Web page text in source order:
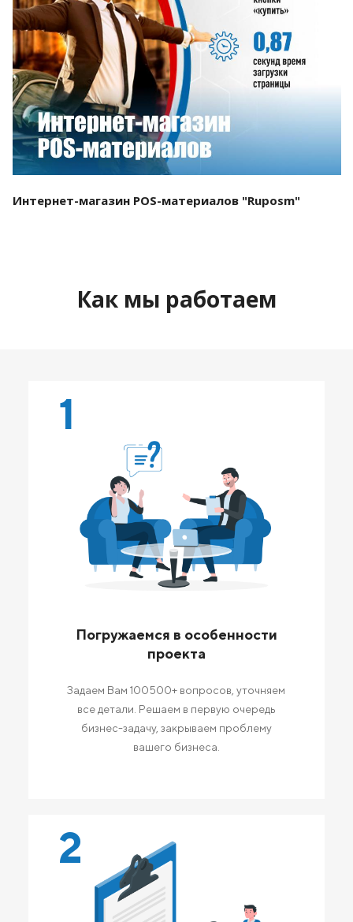
Смотреть проект
Интернет-магазин POS-материалов "Ruposm"
Как мы работаем
1
Погружаемся в особенности
проекта
Задаем Вам 100500+ вопросов, уточняем
все детали. Решаем в первую очередь
бизнес-задачу, закрываем проблему
вашего бизнеса.
2